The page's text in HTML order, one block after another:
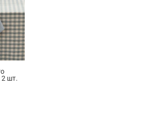
2 шт.